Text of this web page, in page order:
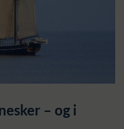
– og i